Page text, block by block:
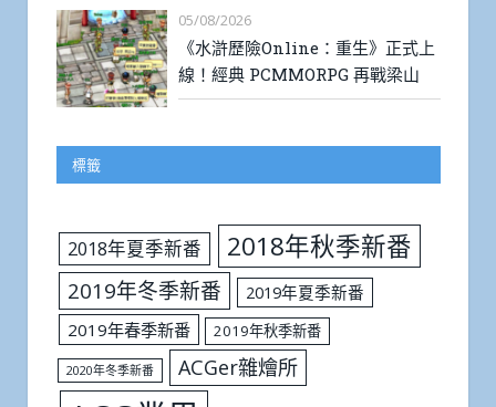
05/08/2026
《水滸歷險Online：重生》正式上
線！經典 PCMMORPG 再戰梁山
標籤
2018年夏季新番 2018年秋季新番
2019年冬季新番
2019年夏季新番
2019年春季新番
2019年秋季新番
2020年冬季新番 ACGer雜燴所